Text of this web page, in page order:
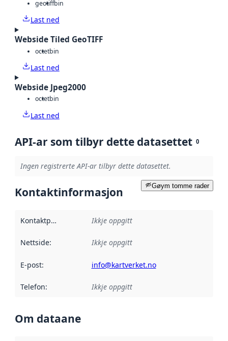
geotiffbin
Last ned
Webside Tiled GeoTIFF
octetbin
Last ned
Webside Jpeg2000
octetbin
Last ned
API-ar som tilbyr dette datasettet 0
Ingen registrerte API-ar tilbyr dette datasettet.
Gøym tomme rader
Kontaktinformasjon
Kontaktpunkt Ikkje oppgitt
Nettside: Ikkje oppgitt
E-post: info@kartverket.no
Telefon: Ikkje oppgitt
Om dataane